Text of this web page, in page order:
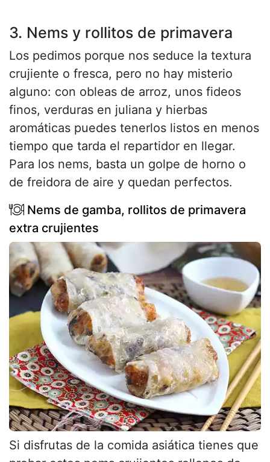
3. Nems y rollitos de primavera
Los pedimos porque nos seduce la textura
crujiente o fresca, pero no hay misterio
alguno: con obleas de arroz, unos fideos
finos, verduras en juliana y hierbas
aromáticas puedes tenerlos listos en menos
tiempo que tarda el repartidor en llegar.
Para los nems, basta un golpe de horno o
de freidora de aire y quedan perfectos.
Nems de gamba, rollitos de primavera
extra crujientes
Si disfrutas de la comida asiática tienes que